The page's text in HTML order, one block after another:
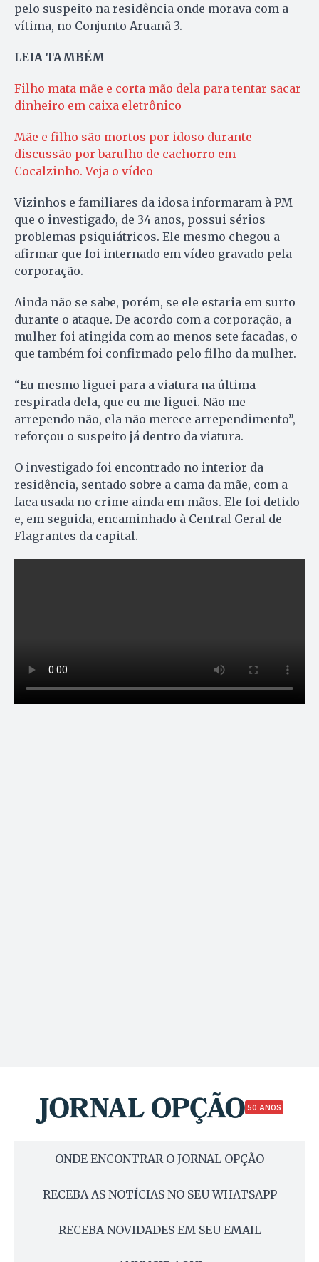
pelo suspeito na residência onde morava com a
vítima, no Conjunto Aruanã 3.
LEIA TAMBÉM
Filho mata mãe e corta mão dela para tentar sacar
dinheiro em caixa eletrônico
Mãe e filho são mortos por idoso durante
discussão por barulho de cachorro em
Cocalzinho. Veja o vídeo
Vizinhos e familiares da idosa informaram à PM
que o investigado, de 34 anos, possui sérios
problemas psiquiátricos. Ele mesmo chegou a
afirmar que foi internado em vídeo gravado pela
corporação.
Ainda não se sabe, porém, se ele estaria em surto
durante o ataque. De acordo com a corporação, a
mulher foi atingida com ao menos sete facadas, o
que também foi confirmado pelo filho da mulher.
“Eu mesmo liguei para a viatura na última
respirada dela, que eu me liguei. Não me
arrependo não, ela não merece arrependimento”,
reforçou o suspeito já dentro da viatura.
O investigado foi encontrado no interior da
residência, sentado sobre a cama da mãe, com a
faca usada no crime ainda em mãos. Ele foi detido
e, em seguida, encaminhado à Central Geral de
Flagrantes da capital.
50 ANOS
ONDE ENCONTRAR O JORNAL OPÇÃO
RECEBA AS NOTÍCIAS NO SEU WHATSAPP
RECEBA NOVIDADES EM SEU EMAIL